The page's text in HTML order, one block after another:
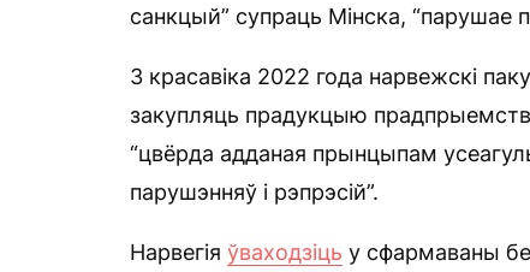
санкцый” супраць Мінска, “парушае
З красавіка 2022 года нарвежскі
закупляць прадукцыю
“цвёрда адданая прынцыпам
парушэнняў і рэпрэсій”.
Нарвегія ўваходзіць у сфармаваны